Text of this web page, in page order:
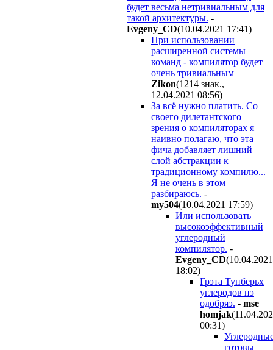
будет весьма нетривиальным для
такой архитектуры. -
Evgeny_CD(10.04.2021 17:41)
При использовании
расширенной системы
команд - компилятор будет
очень тривиальным
Zikon(1214 знак.,
12.04.2021 08:56)
За всё нужно платить. Со
своего дилетантского
зрения о компиляторах я
наивно полагаю, что эта
фича добавляет лишний
слой абстракции к
традиционному компилю...
Я не очень в этом
разбираюсь. -
my504(10.04.2021 17:59)
Или использовать
высокоэффективный
углеродный
компилятор. -
Evgeny_CD(10.04.2021
18:02)
Грэта Тунберьх
углеродов нэ
одобряэ. - mse
homjak
00:31)
готовы